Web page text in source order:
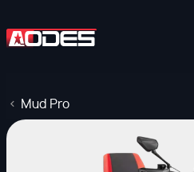
Mud Pro